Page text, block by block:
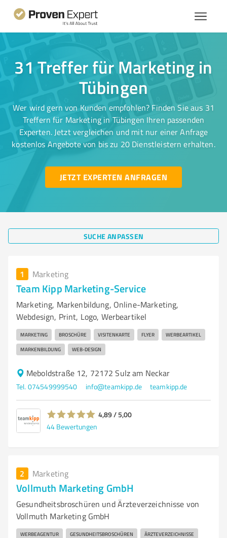
31 Treffer für Marketing in
Tübingen
Wer wird gern von Kunden empfohlen? Finden Sie aus 31
Treffern für Marketing in Tübingen Ihren passenden
Experten. Jetzt vergleichen und mit nur einer Anfrage
kostenlos Angebote von bis zu 20 Dienstleistern erhalten.
JETZT EXPERTEN ANFRAGEN
SUCHE ANPASSEN
1 Marketing
Team Kipp Marketing-Service
Marketing, Markenbildung, Online-Marketing,
Webdesign, Print, Logo, Werbeartikel
MARKETING BROSCHÜRE VISITENKARTE FLYER WERBEARTIKEL
MARKENBILDUNG WEB-DESIGN
Meboldstraße 12, 72172 Sulz am Neckar
Tel. 074549999540 info@teamkipp.de teamkipp.de
4,89 / 5,00
44 Bewertungen
2 Marketing
Vollmuth Marketing GmbH
Gesundheitsbroschüren und Ärzteverzeichnisse von
Vollmuth Marketing GmbH
WERBEAGENTUR GESUNDHEITSBROSCHÜREN ÄRZTEVERZEICHNISSE